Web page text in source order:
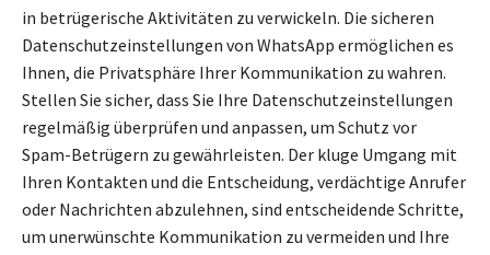
in betrügerische Aktivitäten zu verwickeln. Die sicheren
Datenschutzeinstellungen von WhatsApp ermöglichen es
Ihnen, die Privatsphäre Ihrer Kommunikation zu wahren.
Stellen Sie sicher, dass Sie Ihre Datenschutzeinstellungen
regelmäßig überprüfen und anpassen, um Schutz vor
Spam-Betrügern zu gewährleisten. Der kluge Umgang mit
Ihren Kontakten und die Entscheidung, verdächtige Anrufer
oder Nachrichten abzulehnen, sind entscheidende Schritte,
um unerwünschte Kommunikation zu vermeiden und Ihre